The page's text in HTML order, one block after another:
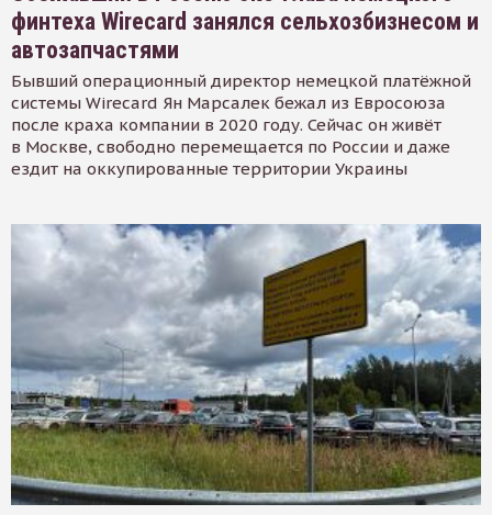
финтеха Wirecard занялся сельхозбизнесом и
автозапчастями
Бывший операционный директор немецкой платёжной
системы Wirecard Ян Марсалек бежал из Евросоюза
после краха компании в 2020 году. Сейчас он живёт
в Москве, свободно перемещается по России и даже
ездит на оккупированные территории Украины